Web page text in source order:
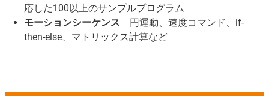
応した100以上のサンプルプログラム
モーションシーケンス 円運動、速度コマンド、if-
then-else、マトリックス計算など